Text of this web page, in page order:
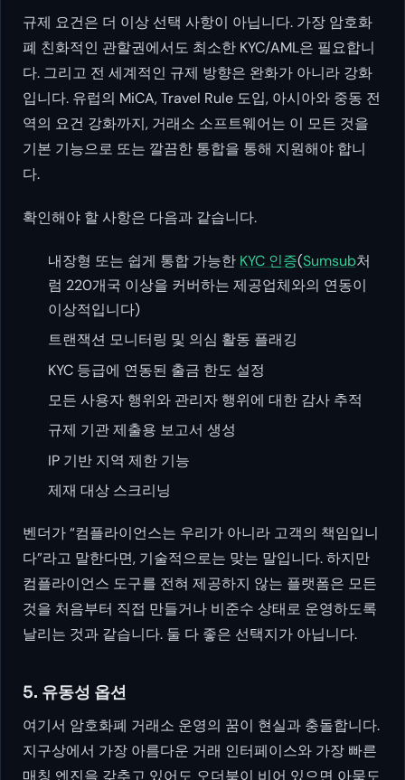
규제 요건은 더 이상 선택 사항이 아닙니다. 가장 암호화
폐 친화적인 관할권에서도 최소한 KYC/AML은 필요합니
다. 그리고 전 세계적인 규제 방향은 완화가 아니라 강화
입니다. 유럽의 MiCA, Travel Rule 도입, 아시아와 중동 전
역의 요건 강화까지, 거래소 소프트웨어는 이 모든 것을
기본 기능으로 또는 깔끔한 통합을 통해 지원해야 합니
다.
확인해야 할 사항은 다음과 같습니다.
내장형 또는 쉽게 통합 가능한 KYC 인증(Sumsub처
럼 220개국 이상을 커버하는 제공업체와의 연동이
이상적입니다)
트랜잭션 모니터링 및 의심 활동 플래깅
KYC 등급에 연동된 출금 한도 설정
모든 사용자 행위와 관리자 행위에 대한 감사 추적
규제 기관 제출용 보고서 생성
IP 기반 지역 제한 기능
제재 대상 스크리닝
벤더가 “컴플라이언스는 우리가 아니라 고객의 책임입니
다”라고 말한다면, 기술적으로는 맞는 말입니다. 하지만
컴플라이언스 도구를 전혀 제공하지 않는 플랫폼은 모든
것을 처음부터 직접 만들거나 비준수 상태로 운영하도록
날리는 것과 같습니다. 둘 다 좋은 선택지가 아닙니다.
5. 유동성 옵션
여기서 암호화폐 거래소 운영의 꿈이 현실과 충돌합니다.
지구상에서 가장 아름다운 거래 인터페이스와 가장 빠른
매칭 엔진을 갖추고 있어도 오더북이 비어 있으면 아묵도